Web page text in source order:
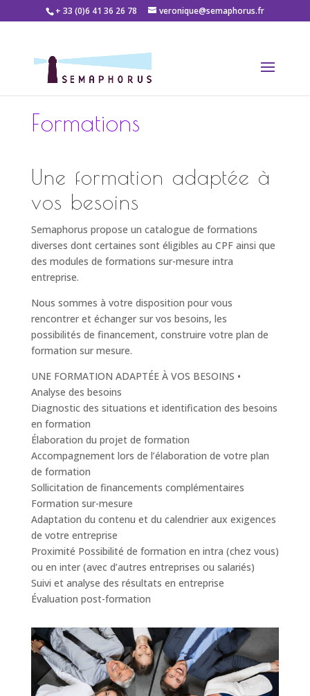
+ 33 (0)6 41 36 26 78 veronique@semaphorus.fr
Formations
Une formation adaptée à
vos besoins
Semaphorus propose un catalogue de formations
diverses dont certaines sont éligibles au CPF ainsi que
des modules de formations sur-mesure intra
entreprise.
Nous sommes à votre disposition pour vous
rencontrer et échanger sur vos besoins, les
possibilités de financement, construire votre plan de
formation sur mesure.
UNE FORMATION ADAPTÉE À VOS BESOINS •
Analyse des besoins
Diagnostic des situations et identification des besoins
en formation
Élaboration du projet de formation
Accompagnement lors de l’élaboration de votre plan
de formation
Sollicitation de financements complémentaires
Formation sur-mesure
Adaptation du contenu et du calendrier aux exigences
de votre entreprise
Proximité Possibilité de formation en intra (chez vous)
ou en inter (avec d’autres entreprises ou salariés)
Suivi et analyse des résultats en entreprise
Évaluation post-formation